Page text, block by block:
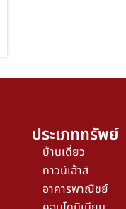
ประเภททรัพย์
บ้านเดี่ยว
ทาวน์เฮ้าส์
อาคารพาณิชย์